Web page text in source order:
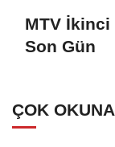
MTV
Son Gün
ÇOK